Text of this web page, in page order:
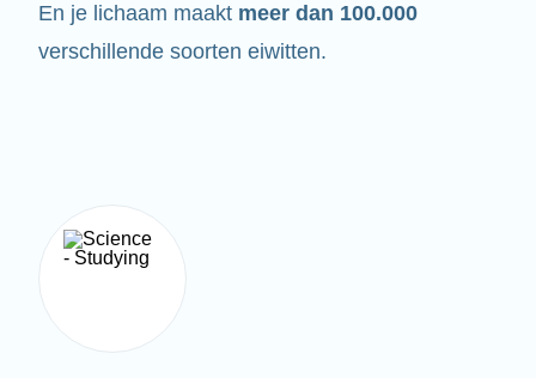
En je lichaam maakt meer dan 100.000
verschillende soorten eiwitten.